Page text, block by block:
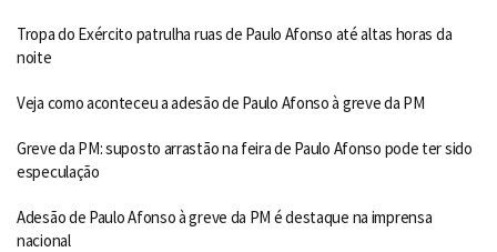
Tropa do Exército patrulha ruas de Paulo Afonso até altas horas da
noite
Veja como aconteceu a adesão de Paulo Afonso à greve da PM
Greve da PM: suposto arrastão na feira de Paulo Afonso pode ter sido
especulação
Adesão de Paulo Afonso à greve da PM é destaque na imprensa
nacional